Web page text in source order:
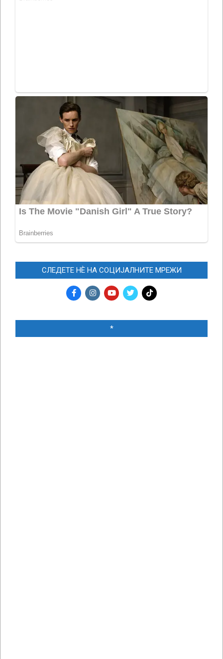
СЛЕДЕТЕ НЀ НА СОЦИЈАЛНИТЕ МРЕЖИ
*